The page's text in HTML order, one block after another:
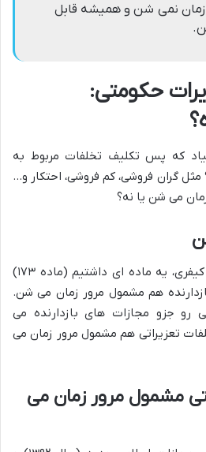
نمی شن و همیشه قابل
حکومتی:
که پس تکلیف تخلفات مربوط به
گران فروشی، کم فروشی، احتکار و…
می شن یا نه؟
قبلاً تو قانون آیین دادرسی کیفری، یه ماده ای داشتیم (ماده ۱۷۳)
هم مشمول مرور زمان می شن.
رو جزو مجازات های بازدارنده می
تعزیراتی هم مشمول مرور زمان می
مشمول مرور زمان می